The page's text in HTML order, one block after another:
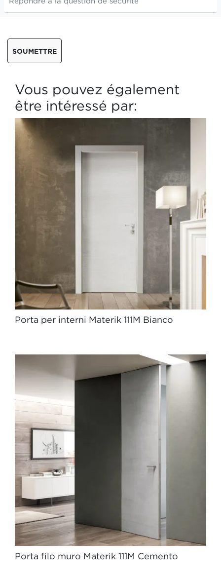
SOUMETTRE
Vous pouvez également
être intéressé par:
Porta per interni Materik 111M Bianco
Porta filo muro Materik 111M Cemento